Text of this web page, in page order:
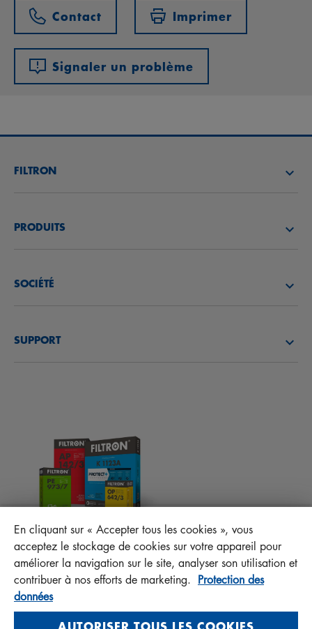
Contact Imprimer
Signaler un problème
FILTRON
TROUVEZ UN DISTRIBUTEUR
PRODUITS
PROTECT+
SOCIÉTÉ
SUPPORT
FAQ
MANN+HUMMEL FT Poland
Sp. z o. o. Sp. k.
ul. Wrocławska 145, 63-800 GOSTYŃ, POLAND
Privacy Statement
Imprint
En cliquant sur « Accepter tous les cookies », vous
acceptez le stockage de cookies sur votre appareil pour
améliorer la navigation sur le site, analyser son utilisation et
contribuer à nos efforts de marketing. Protection des
données